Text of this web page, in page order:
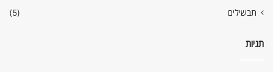
תבשילים
(5)
תגיות